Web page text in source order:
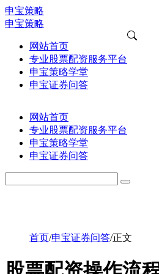
申宝策略
申宝策略
网站首页
专业股票配资服务平台
申宝策略学堂
申宝证券问答
网站首页
专业股票配资服务平台
申宝策略学堂
申宝证券问答
首页/申宝证券问答/正文